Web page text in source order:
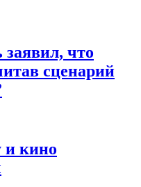
что
сценарий
и кино